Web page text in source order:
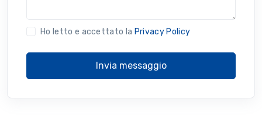
Ho letto e accettato la Privacy Policy
Invia messaggio